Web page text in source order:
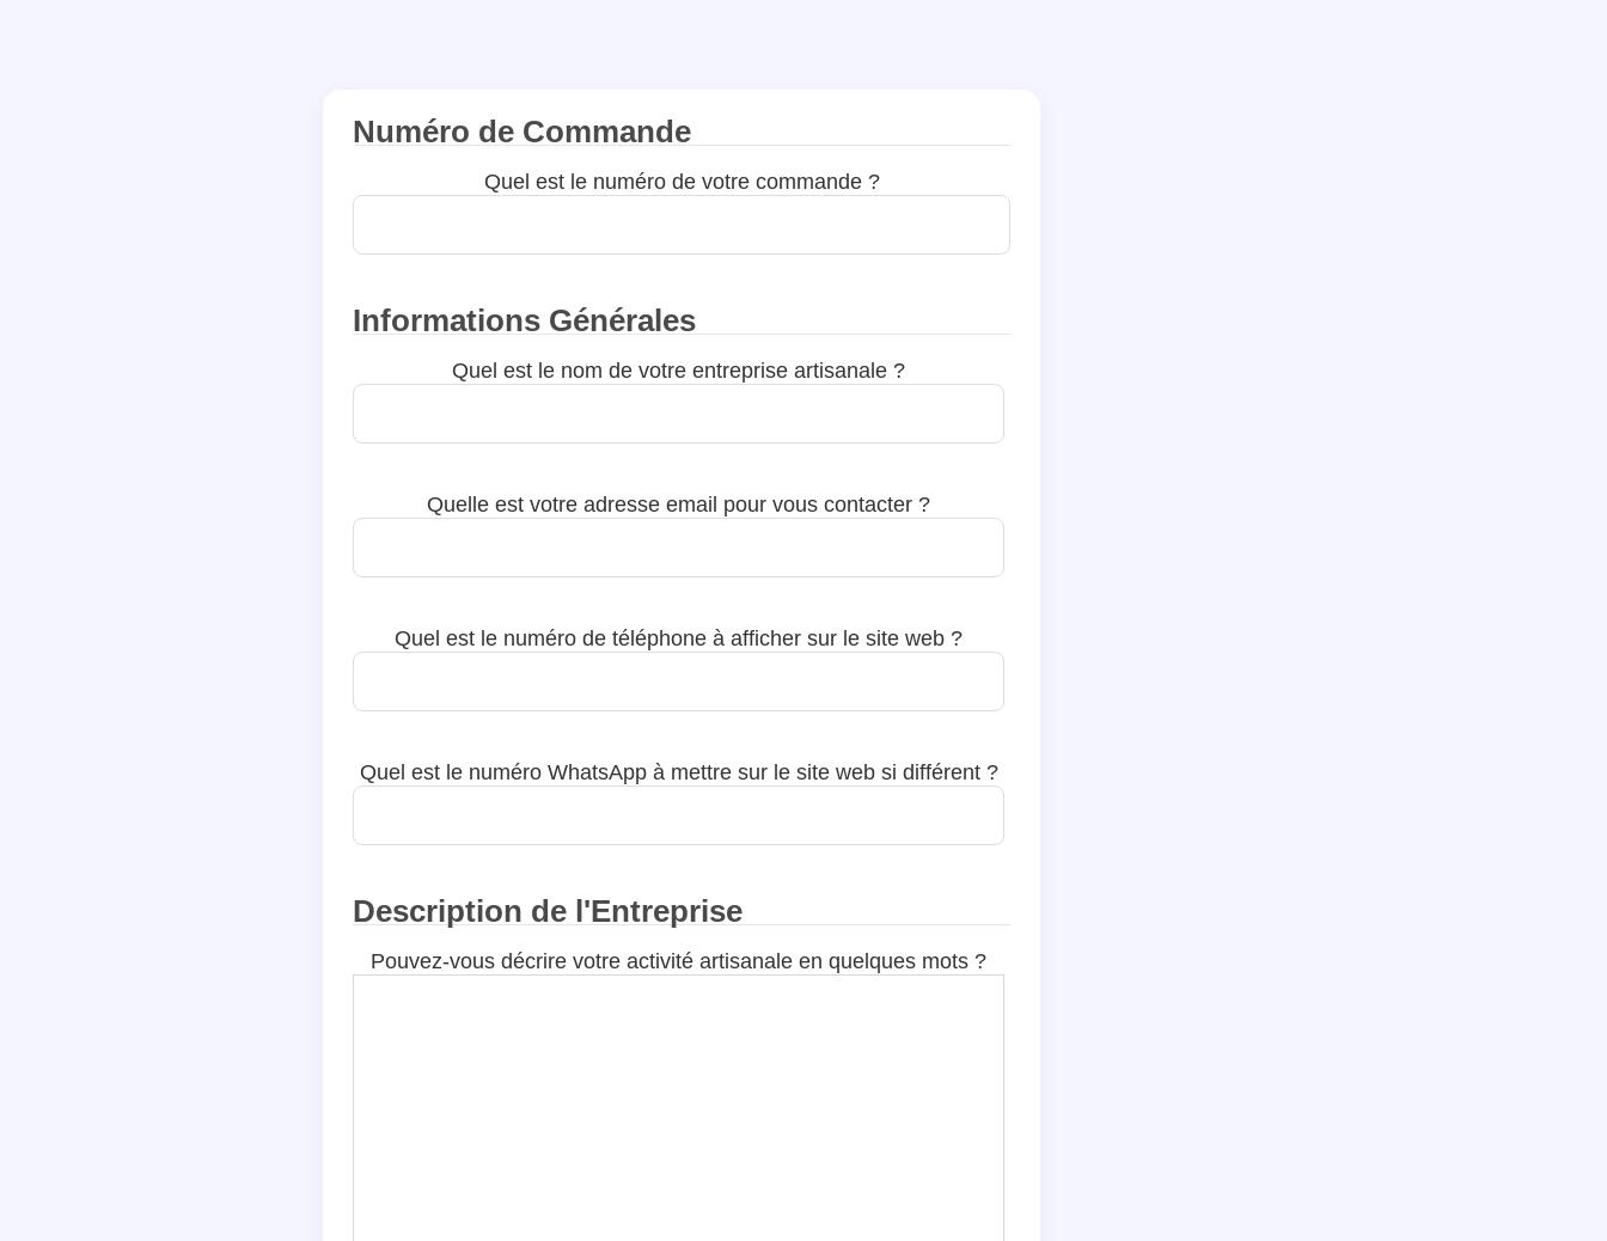
Numéro de Commande
Quel est le numéro de votre commande ?
Informations Générales
Quel est le nom de votre entreprise artisanale ?
Quelle est votre adresse email pour vous contacter ?
Quel est le numéro de téléphone à afficher sur le site web ?
Quel est le numéro WhatsApp à mettre sur le site web si différent ?
Description de l'Entreprise
Pouvez-vous décrire votre activité artisanale en quelques mots ?